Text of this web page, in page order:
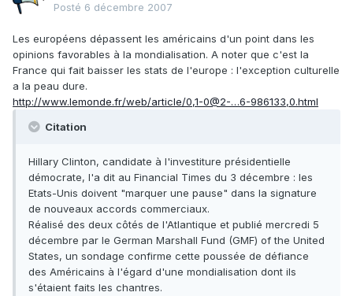
Posté 6 décembre 2007
Les européens dépassent les américains d'un point dans les
opinions favorables à la mondialisation. A noter que c'est la
France qui fait baisser les stats de l'europe : l'exception culturelle
a la peau dure.
http://www.lemonde.fr/web/article/0,1-0@2-…6-986133,0.html
Citation
Hillary Clinton, candidate à l'investiture présidentielle
démocrate, l'a dit au Financial Times du 3 décembre : les
Etats-Unis doivent "marquer une pause" dans la signature
de nouveaux accords commerciaux.
Réalisé des deux côtés de l'Atlantique et publié mercredi 5
décembre par le German Marshall Fund (GMF) of the United
States, un sondage confirme cette poussée de défiance
des Américains à l'égard d'une mondialisation dont ils
s'étaient faits les chantres.